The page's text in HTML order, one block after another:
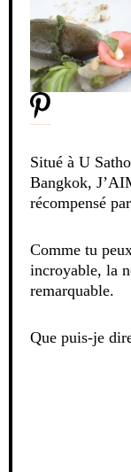
Situé à U
Bangkok,
récompensé
Comme tu
incroyable, la
remarquable.
Que puis-je